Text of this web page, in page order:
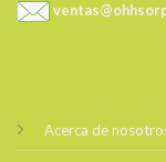
Acerca de